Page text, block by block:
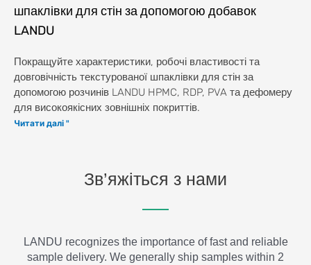
шпаклівки для стін за допомогою добавок
LANDU
Покращуйте характеристики, робочі властивості та
довговічність текстурованої шпаклівки для стін за
допомогою розчинів LANDU HPMC, RDP, PVA та дефомеру
для високоякісних зовнішніх покриттів.
Читати далі "
Зв’яжіться з нами
LANDU recognizes the importance of fast and reliable
sample delivery. We generally ship samples within 2